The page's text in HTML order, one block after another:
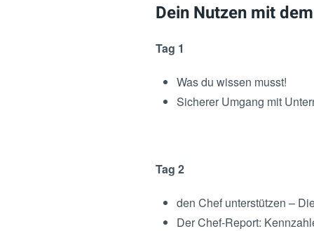
Dein Nutzen mit
Tag 1
Was du wissen musst!
Sicherer Umgang mit
Tag 2
den Chef unterstützen –
Der Chef-Report: